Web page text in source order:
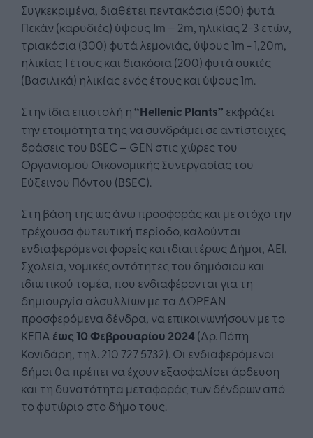
Συγκεκριμένα, διαθέτει πεντακόσια (500) φυτά
Πεκάν (καρυδιές) ύψους 1m – 2m, ηλικίας 2-3 ετών,
τριακόσια (300) φυτά λεμονιάς, ύψους 1m - 1,20m,
ηλικίας 1 έτους και διακόσια (200) φυτά συκιές
(Βασιλικά) ηλικίας ενός έτους και ύψους 1m.
Στην ίδια επιστολή η“Hellenic Plants” εκφράζει
την ετοιμότητα της να συνδράμει σε αντίστοιχες
δράσεις του BSEC – GEN στις χώρες του
Οργανισμού Οικονομικής Συνεργασίας του
Εύξεινου Πόντου (BSEC).
Στη βάση της ως άνω προσφοράς και με στόχο την
τρέχουσα φυτευτική περίοδο, καλούνται
ενδιαφερόμενοι φορείς και ιδιαιτέρως Δήμοι, ΑΕΙ,
Σχολεία, νομικές οντότητες του δημόσιου και
ιδιωτικού τομέα, που ενδιαφέρονται για τη
δημιουργία αλσυλλίων με τα ΔΩΡΕΑΝ
προσφερόμενα δένδρα, να επικοινωνήσουν με το
ΚΕΠΑ έως 10 Φεβρουαρίου 2024 (Δρ. Πόπη
Κονιδάρη, τηλ. 210 727 5732). Οι ενδιαφερόμενοι
δήμοι θα πρέπει να έχουν εξασφαλίσει άρδευση
και τη δυνατότητα μεταφοράς των δένδρων από
το φυτώριο στο δήμο τους.